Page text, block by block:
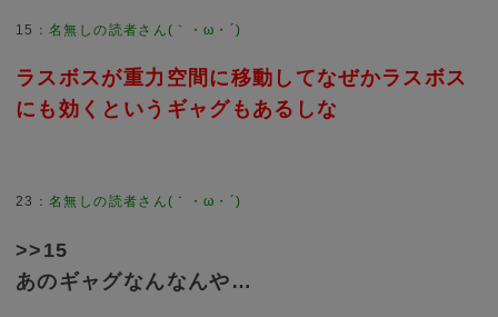
15
ラスボスが重力空間に移動してなぜかラスボス
にも効くというギャグもあるしな
23
>>15
あのギャグなんなんや…